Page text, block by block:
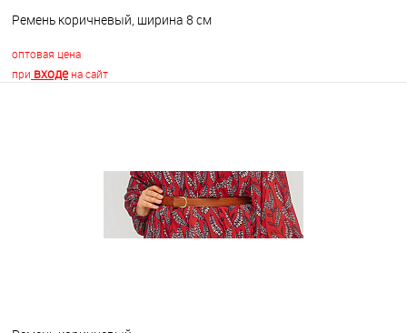
Ремень коричневый, ширина 8 см
оптовая цена
при входена сайт
В наличии